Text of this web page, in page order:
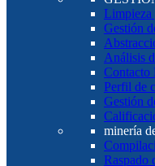
Limpieza
Gestión
Análisis
Contacto
Perfil de
Gestión
minería
Raspado